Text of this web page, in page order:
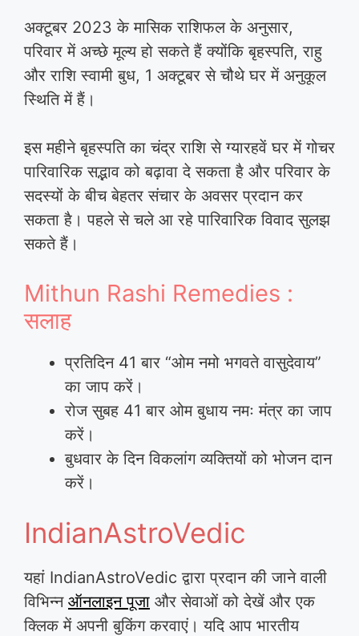
अक्टूबर 2023 के मासिक राशिफल के अनुसार,
परिवार में अच्छे मूल्य हो सकते हैं क्योंकि बृहस्पति, राहु
और राशि स्वामी बुध, 1 अक्टूबर से चौथे घर में अनुकूल
स्थिति में हैं।
इस महीने बृहस्पति का चंद्र राशि से ग्यारहवें घर में गोचर
पारिवारिक सद्भाव को बढ़ावा दे सकता है और परिवार के
सदस्यों के बीच बेहतर संचार के अवसर प्रदान कर
सकता है। पहले से चले आ रहे पारिवारिक विवाद सुलझ
सकते हैं।
Mithun Rashi Remedies :
सलाह
प्रतिदिन 41 बार “ओम नमो भगवते वासुदेवाय”
का जाप करें।
रोज सुबह 41 बार ओम बुधाय नमः मंत्र का जाप
करें।
बुधवार के दिन विकलांग व्यक्तियों को भोजन दान
करें।
IndianAstroVedic
यहां IndianAstroVedic द्वारा प्रदान की जाने वाली
विभिन्न ऑनलाइन पूजा और सेवाओं को देखें और एक
क्लिक में अपनी बुकिंग करवाएं। यदि आप भारतीय